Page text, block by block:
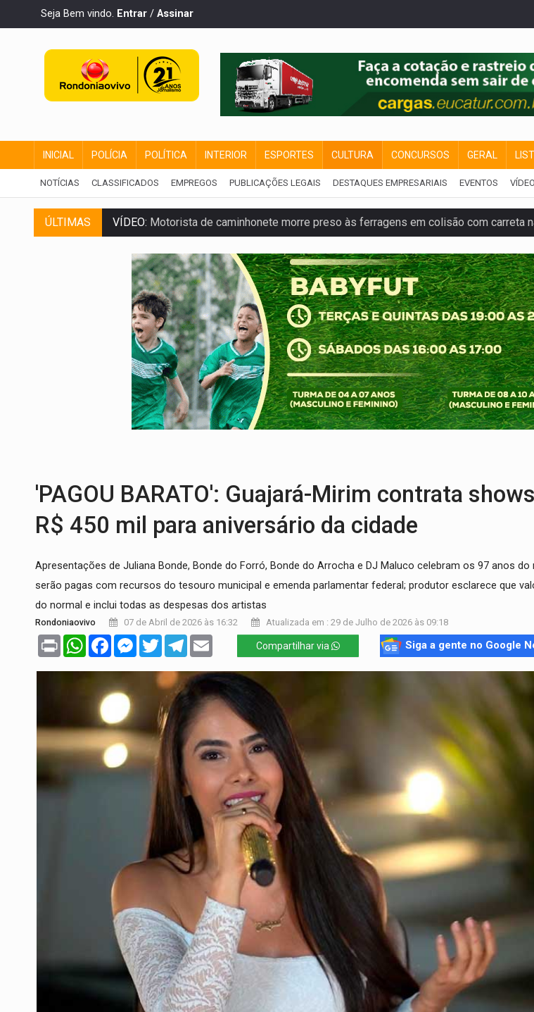
Seja Bem vindo. Entrar / Assinar
INICIAL POLÍCIA POLÍTICA INTERIOR ESPORTES CULTURA CONCURSOS GERAL
NOTÍCIAS CLASSIFICADOS EMPREGOS PUBLICAÇÕES LEGAIS DESTAQUES EMPRESARIAIS EVENTOS
ÚLTIMAS VÍDEO: Motorista de caminhonete morre preso às ferragens em colisão com carreta
LAZER:Seis lugares gratuitos para aproveitar o fim de semana em Porto Velho
VÍDEO:FTICCO e Força Tática prendem membro do CV com arma e drogas em boca
INCLUSÃO:Prefeitura fortalece parceria com a APAE para ampliar ações voltadas a
DEFESA:Exército testa inovações no combate a drones durante exercício antiaéreo
TEMAS SOCIOAMBIENTAIS:Em Itapuã do Oeste, CINEMAZÔNIA leva cinema
PREVISÃO:Interior de Rondônia terá sábado (8) de calor intenso e tempo firme
INFRAESTRUTURA:Após quase 30 anos de espera, asfalto chega ao bairro Nova
'PAGOU BARATO': Guajará-Mirim contrata
R$ 450 mil para aniversário da cidade
Apresentações de Juliana Bonde, Bonde do Forró, Bonde do Arrocha e DJ Maluco celebram os 97 anos do
serão pagas com recursos do tesouro municipal e emenda parlamentar federal; produtor esclarece que
do normal e inclui todas as despesas dos artistas
Rondoniaovivo 07 de Abril de 2026 às 16:32 Atualizada em : 29 de Julho de 2026 às 09:18
Print WhatsAppFacebookMessenger
TwitterTelegram Compartilhar via Siga a gente no Google